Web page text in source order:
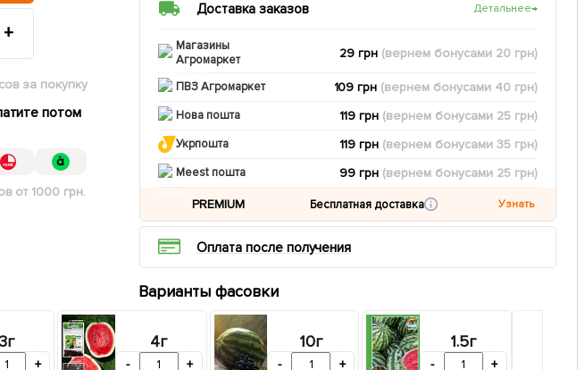
+
за покупку
потом
от 1000 грн.
Доставка заказов Детальнее→
Магазины
Агромаркет
29 грн (вернем бонусами 20 грн)
ПВЗ Агромаркет 109 грн (вернем бонусами 40 грн)
Нова пошта 119 грн (вернем бонусами 25 грн)
Укрпошта 119 грн (вернем бонусами35 грн)
Meest пошта 99 грн (вернем бонусами 25 грн)
PREMIUM Бесплатная доставка Узнать
Оплата после получения
Варианты фасовки
3г
+
4г
- +
10г
- +
1.5г
- +